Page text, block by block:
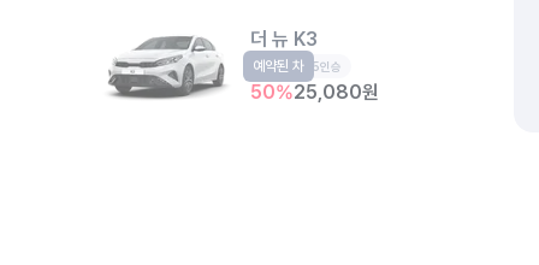
더 뉴 K3
준중형 5인승
50%25,080원
예약된 차